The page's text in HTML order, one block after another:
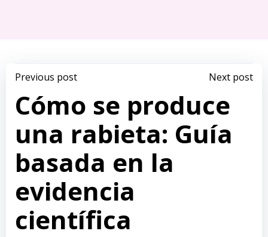
Navegación
de
entradas
Previous post
Navegación
de
entradas
Next post
Cómo se produce
una rabieta: Guía
basada en la
evidencia
científica